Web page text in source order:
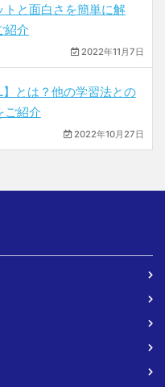
と面白さを簡単に解
紹介
2022年11月7日
とは？他の学習法との
ご紹介
2022年10月27日